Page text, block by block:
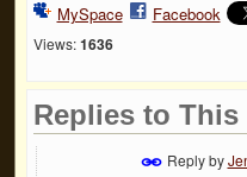
MySpace Facebook
Views: 1636
Replies to
Reply by